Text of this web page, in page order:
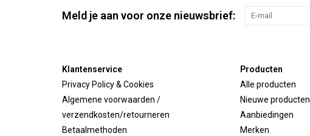
Meld je aan voor onze nieuwsbrief:
Klantenservice
Privacy Policy & Cookies
Algemene voorwaarden /
verzendkosten/retourneren
Betaalmethoden
Producten
Alle producten
Nieuwe producten
Aanbiedingen
Merken